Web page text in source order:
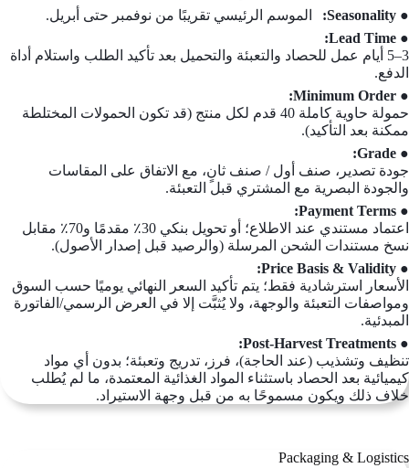
● Seasonality:
الموسم الرئيسي تقريبًا من نوفمبر حتى أبريل.
● Lead Time:
3–5 أيام عمل للحصاد والتعبئة والتحميل بعد تأكيد الطلب واستلام أداة
الدفع.
● Minimum Order:
حمولة حاوية كاملة 40 قدم لكل منتج (قد تكون الحمولات المختلطة
ممكنة بعد التأكيد).
● Grade:
جودة تصدير، صنف أول / صنف ثانٍ، مع الاتفاق على المقاسات
والجودة البصرية مع المشتري قبل التعبئة.
● Payment Terms:
اعتماد مستندي عند الاطلاع؛ أو تحويل بنكي 30٪ مقدمًا و70٪ مقابل
نسخ مستندات الشحن المرسلة (والرصيد قبل إصدار الأصول).
● Price Basis & Validity:
الأسعار استرشادية فقط؛ يتم تأكيد السعر النهائي يوميًا حسب السوق
ومواصفات التعبئة والوجهة، ولا يُثبَّت إلا في العرض الرسمي/الفاتورة
المبدئية.
● Post-Harvest Treatments:
تنظيف وتشذيب (عند الحاجة)، فرز، تدريج وتعبئة؛ بدون أي مواد
كيميائية بعد الحصاد باستثناء المواد الغذائية المعتمدة، ما لم يُطلب
خلاف ذلك ويكون مسموحًا به من قبل وجهة الاستيراد.
Packaging & Logistics